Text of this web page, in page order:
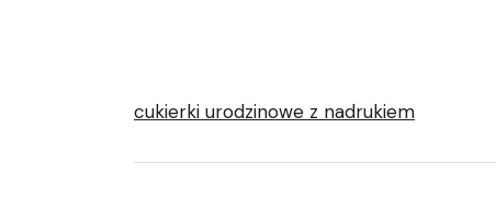
cukierki urodzinowe z nadrukiem